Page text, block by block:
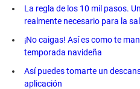
La regla de los 10 mil pasos.
realmente necesario para la
¡No caigas! Así es como te
temporada navideña
Así puedes tomarte un
aplicación